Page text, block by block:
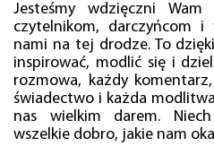
Jesteśmy wdzięczni Wam
czytelnikom, darczyńcom
nami na tej drodze. To
inspirować, modlić się i
rozmowa, każdy
świadectwo i każda
nas wielkim darem.
wszelkie dobro, jakie nam